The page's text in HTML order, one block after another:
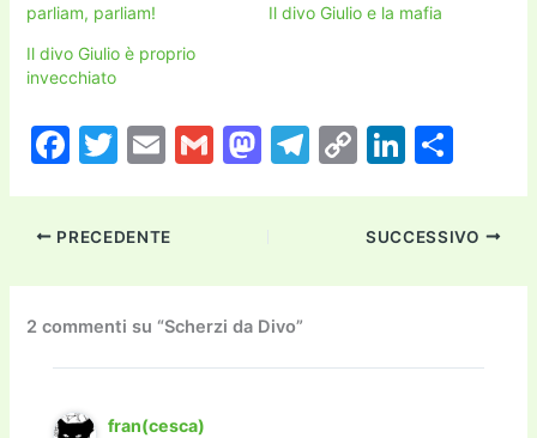
parliam, parliam!
Il divo Giulio e la mafia
Il divo Giulio è proprio
invecchiato
F
c
e
b
o
o
k
T
itt
er
E
ai
l
G
M
d
o
n
T
a
C
p
y
Li
k
Li
k
e
dI
n
di
vi
PRECEDENTE SUCCESSIVO
2 commenti su “Scherzi da Divo”
fran(cesca)